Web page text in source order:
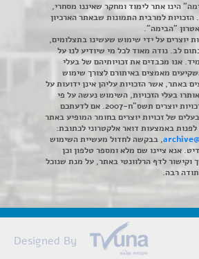
הינו אתר לימוד ומחקר שאיננו מסחרי,
הזכויות למרבית התמונות שבאתר הארכיון
"הבימה".
יוצרים על ידי שימוש שעשינו בתצלומים,
לב. נודה מאוד לכל מי שיודיע לנו על
אנו מכבדים את זכויותיהם של בעלי
מאמצים באיתורם לצורך שימוש
באתר, אשר הזכויות עליהן אינן ידועות על
בעלי הזכויות, השימוש נעשה על פי
סעיף 27א לחוק זכויות יוצרים תשס"ח-2007. אם לדעתכם
של זכויות יוצרים בחומר המופיע באתר
באמצעות דואר אלקטרוני לכתובת:
, בבקשה לחדול מעשיית השימוש
אנא ציינו שם מלא ומספר טלפון וכן
וקישור לדף הרלוונטי באתר, על מנת שנוכל
רבה.
Designed By